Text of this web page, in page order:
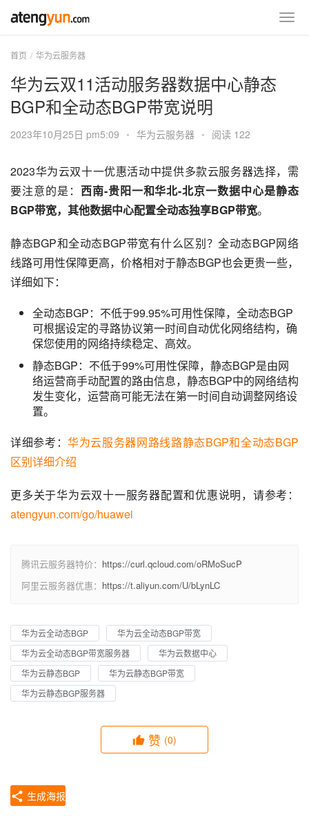
首页 华为云服务器
华为云双11活动服务器数据中心静态
BGP和全动态BGP带宽说明
2023年10月25日 pm5:09 • 华为云服务器 • 阅读 122
2023华为云双十一优惠活动中提供多款云服务器选择，需
要注意的是： 西南-贵阳一和华北-北京一数据中心是静态
BGP带宽，其他数据中心配置全动态独享BGP带宽。
静态BGP和全动态BGP带宽有什么区别？全动态BGP网络
线路可用性保障更高，价格相对于静态BGP也会更贵一些，
详细如下：
全动态BGP：不低于99.95%可用性保障，全动态BGP
可根据设定的寻路协议第一时间自动优化网络结构，确
保您使用的网络持续稳定、高效。
静态BGP：不低于99%可用性保障，静态BGP是由网
络运营商手动配置的路由信息，静态BGP中的网络结构
发生变化，运营商可能无法在第一时间自动调整网络设
置。
详细参考：华为云服务器网路线路静态BGP和全动态BGP
区别详细介绍
更多关于华为云双十一服务器配置和优惠说明，请参考：
atengyun.com/go/huawei
腾讯云服务器特价： https://curl.qcloud.com/oRMoSucP
阿里云服务器优惠： https://t.aliyun.com/U/bLynLC
华为云全动态BGP
华为云全动态BGP带宽
华为云全动态BGP带宽服务器
华为云数据中心
华为云静态BGP
华为云静态BGP带宽
华为云静态BGP服务器
赞 (0)
生成海报